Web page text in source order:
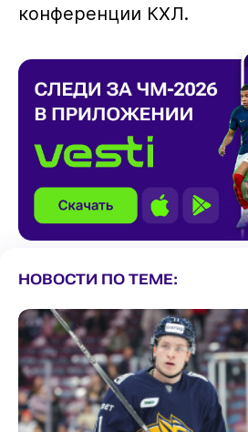
конференции КХЛ.
НОВОСТИ ПО ТЕМЕ: